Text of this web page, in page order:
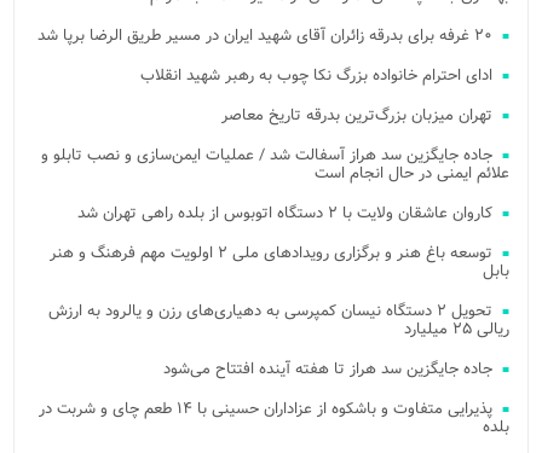
۲۰ غرفه برای بدرقه زائران آقای شهید ایران در مسیر طریق الرضا برپا شد
ادای احترام خانواده بزرگ نکا چوب به رهبر شهید انقلاب
تهران میزبان بزرگ‌ترین بدرقه تاریخ معاصر
جاده جایگزین سد هراز آسفالت شد / عملیات ایمن‌سازی و نصب تابلو و
علائم ایمنی در حال انجام است
کاروان عاشقان ولایت با ۲ دستگاه اتوبوس از بلده راهی تهران شد
توسعه باغ هنر و برگزاری رویدادهای ملی ۲ اولویت مهم فرهنگ و هنر
بابل
تحویل ۲ دستگاه نیسان کمپرسی به دهیاری‌های رزن و یالرود به ارزش
ریالی ۲۵ میلیارد
جاده جایگزین سد هراز تا هفته آینده افتتاح می‌شود
پذیرایی متفاوت و باشکوه از عزاداران حسینی با ۱۴ طعم چای و شربت در
بلده